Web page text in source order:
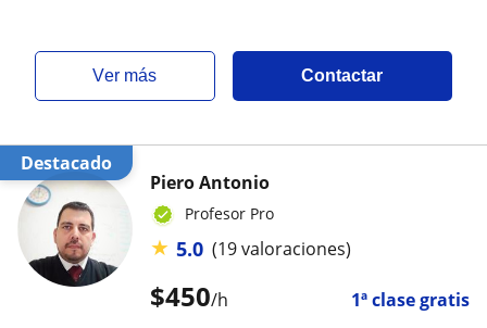
ver más Contactar
Destacado
$450/h 1ª clase gratis
Piero Antonio
Profesor Pro
★ 5.0 (19 valoraciones)